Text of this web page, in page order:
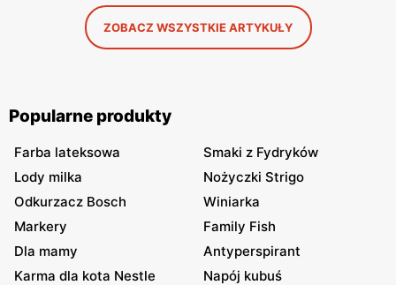
ZOBACZ WSZYSTKIE ARTYKUŁY
Popularne produkty
Farba lateksowa
Smaki z Fydryków
Lody milka
Nożyczki Strigo
Odkurzacz Bosch
Winiarka
Markery
Family Fish
Dla mamy
Antyperspirant
Karma dla kota Nestle
Napój kubuś